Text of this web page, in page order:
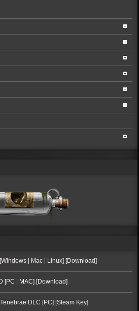
| Mac | Linux] [Download]
[PC | MAC] [Download]
DLC [PC] [Steam Key]